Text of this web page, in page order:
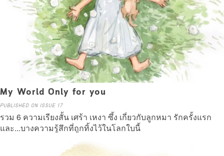
My World Only for you
PUBLISHED ON ISSUE 17
รวม 6 ความเรียงสั้น เศร้า เหงา ซึ้ง เกี่ยวกับลูกหมา รักครั้งแรก
และ...บางความรู้สึกที่ถูกทิ้งไว้ในโลกใบนี้